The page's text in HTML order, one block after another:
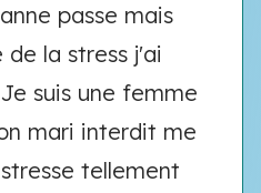
passe mais
la stress j'ai
suis une femme
mari interdit me
tellement